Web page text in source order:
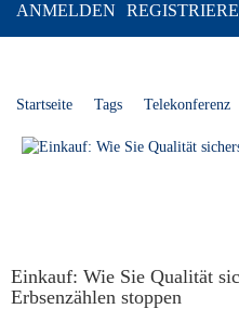
ANMELDEN
Startseite Tags Telekonferenz
Einkauf: Wie Sie Qualität
Erbsenzählen stoppen